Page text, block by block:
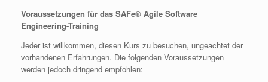
Voraussetzungen für das SAFe® Agile Software
Engineering-Training
Jeder ist willkommen, diesen Kurs zu besuchen, ungeachtet der
vorhandenen Erfahrungen. Die folgenden Voraussetzungen
werden jedoch dringend empfohlen: